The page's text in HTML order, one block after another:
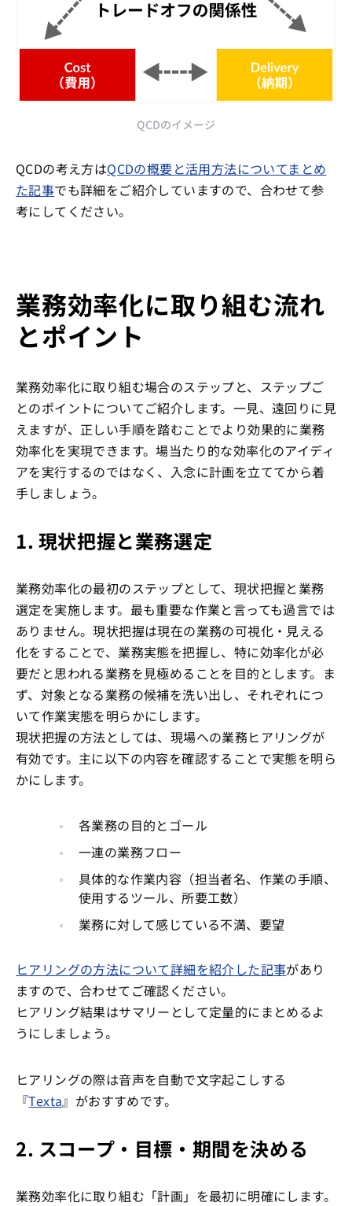
QCDのイメージ
QCDの考え方はQCDの概要と活用方法についてまとめ
た記事でも詳細をご紹介していますので、合わせて参
考にしてください。
業務効率化に取り組む流れ
とポイント
業務効率化に取り組む場合のステップと、ステップご
とのポイントについてご紹介します。一見、遠回りに見
えますが、正しい手順を踏むことでより効果的に業務
効率化を実現できます。場当たり的な効率化のアイディ
アを実行するのではなく、入念に計画を立ててから着
手しましょう。
1. 現状把握と業務選定
業務効率化の最初のステップとして、現状把握と業務
選定を実施します。最も重要な作業と言っても過言では
ありません。現状把握は現在の業務の可視化・見える
化をすることで、業務実態を把握し、特に効率化が必
要だと思われる業務を見極めることを目的とします。ま
ず、対象となる業務の候補を洗い出し、それぞれにつ
いて作業実態を明らかにします。
現状把握の方法としては、現場への業務ヒアリングが
有効です。主に以下の内容を確認することで実態を明ら
かにします。
各業務の目的とゴール
一連の業務フロー
具体的な作業内容（担当者名、作業の手順、
使用するツール、所要工数）
業務に対して感じている不満、要望
ヒアリングの方法について詳細を紹介した記事があり
ますので、合わせてご確認ください。
ヒアリング結果はサマリーとして定量的にまとめるよ
うにしましょう。
ヒアリングの際は音声を自動で文字起こしする
『Texta』がおすすめです。
2. スコープ・目標・期間を決める
業務効率化に取り組む「計画」を最初に明確にします。